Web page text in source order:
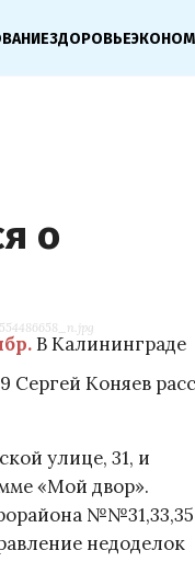
ЗДОРОВЬЕ
о
В Калининграде
Сергей Коняев
улице, 31, и
«Мой двор».
недоделок